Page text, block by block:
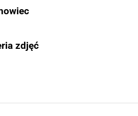
zdjęć